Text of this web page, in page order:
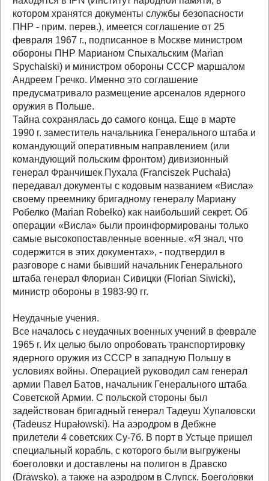
котором хранятся документы службы безопасности
ПНР - прим. перев.), имеется соглашение от 25
февраля 1967 г., подписанное в Москве министром
обороны ПНР Марианом Спыхальским (Marian
Spychalski) и министром обороны СССР маршалом
Андреем Гречко. Именно это соглашение
предусматривало размещение арсеналов ядерного
оружия в Польше.
Тайна сохранялась до самого конца. Еще в марте
1990 г. заместитель начальника Генерального штаба и
командующий оперативным направлением (или
командующий польским фронтом) дивизионный
генерал Франчишек Пухала (Franciszek Puchała)
передавал документы с кодовым названием «Висла»
своему преемнику бригадному генералу Мариану
Робелко (Marian Robełko) как наибольший секрет. Об
операции «Висла» были проинформированы только
самые высокопоставленные военные. «Я знал, что
содержится в этих документах», - подтвердил в
разговоре с нами бывший начальник Генерального
штаба генерал Флориан Сивицки (Florian Siwicki),
министр обороны в 1983-90 гг.
Неудачные учения.
Все началось с неудачных военных учений в феврале
1965 г. Их целью было опробовать транспортировку
ядерного оружия из СССР в западную Польшу в
условиях войны. Операцией руководил сам генерал
армии Павел Батов, начальник Генерального штаба
Советской Армии. С польской стороны был
задействован бригадный генерал Тадеуш Хупаловски
(Tadeusz Hupałowski). На аэродром в Дебжне
прилетели 4 советских Су-7б. В порт в Устьце пришел
специальный корабль, с которого были выгружены
боеголовки и доставлены на полигон в Дравско
(Drawsko), а также на аэродром в Слупск. Боеголовки